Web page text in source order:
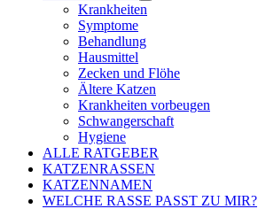
Krankheiten
Symptome
Behandlung
Hausmittel
Zecken und Flöhe
Ältere Katzen
Krankheiten vorbeugen
Schwangerschaft
Hygiene
ALLE RATGEBER
KATZENRASSEN
KATZENNAMEN
WELCHE RASSE PASST ZU MIR?